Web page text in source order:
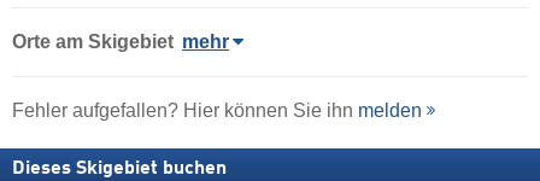
Orte am Skigebiet mehr
Fehler aufgefallen? Hier können Sie ihn melden
Dieses Skigebiet buchen